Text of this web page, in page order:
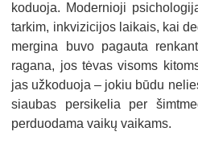
koduoja. Modernioji
tarkim, inkvizicijos laikais, kai
mergina buvo pagauta
ragana, jos tėvas visoms
jas užkoduoja – jokiu būdu
siaubas persikelia per
perduodama vaikų vaikams.